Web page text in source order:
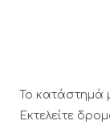
Το κατάστημά
Εκτελείτε